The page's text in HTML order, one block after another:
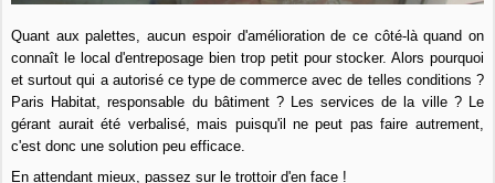
Quant aux palettes, aucun espoir d'amélioration de ce côté-là quand on
connaît le local d'entreposage bien trop petit pour stocker. Alors pourquoi
et surtout qui a autorisé ce type de commerce avec de telles conditions ?
Paris Habitat, responsable du bâtiment ? Les services de la ville ? Le
gérant aurait été verbalisé, mais puisqu'il ne peut pas faire autrement,
c'est donc une solution peu efficace.
En attendant mieux, passez sur le trottoir d'en face !